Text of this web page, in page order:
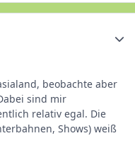
beobachte aber
sind mir
relativ egal. Die
Shows) weiß